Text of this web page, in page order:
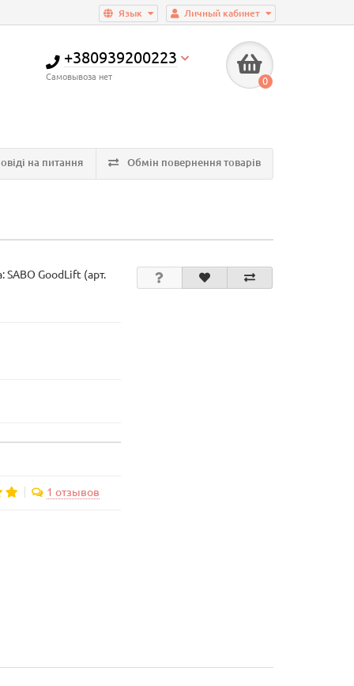
Личный кабинет
Язык
+380939200223
Самовывоза нет 0
на питання Обмін повернення товарів
SABO GoodLift (арт.
1 отзывов